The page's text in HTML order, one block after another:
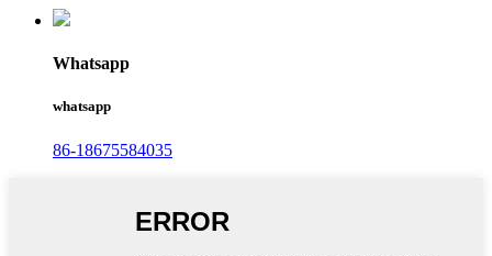
Whatsapp
whatsapp
86-18675584035